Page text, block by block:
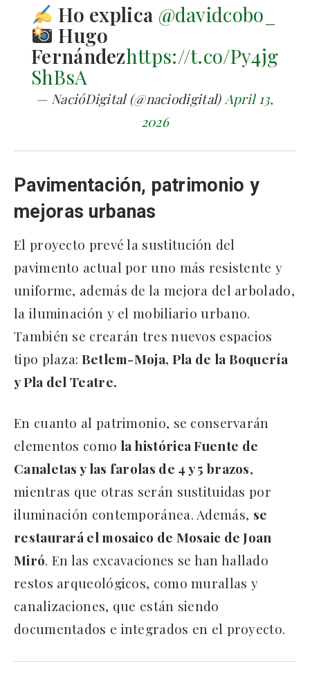
Ho explica @davidcobo_
Hugo
Fernándezhttps://t.co/Py4jg
ShBsA
— NacióDigital (@naciodigital) April 13,
2026
Pavimentación, patrimonio y
mejoras urbanas
El proyecto prevé la sustitución del
pavimento actual por uno más resistente y
uniforme, además de la mejora del arbolado,
la iluminación y el mobiliario urbano.
También se crearán tres nuevos espacios
tipo plaza: Betlem-Moja, Pla de la Boquería
y Pla del Teatre.
En cuanto al patrimonio, se conservarán
elementos como la histórica Fuente de
Canaletas y las farolas de 4 y 5 brazos,
mientras que otras serán sustituidas por
iluminación contemporánea. Además, se
restaurará el mosaico de Mosaic de Joan
Miró. En las excavaciones se han hallado
restos arqueológicos, como murallas y
canalizaciones, que están siendo
documentados e integrados en el proyecto.